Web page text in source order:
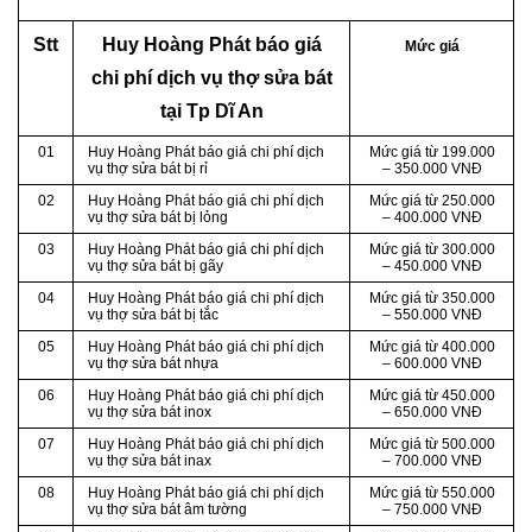
Stt
Huy Hoàng Phát báo giá
chi phí dịch vụ thợ sửa bát
tại Tp Dĩ An
Mức giá
01
Huy Hoàng Phát báo giá chi phí dịch
vụ thợ sửa bát bị rỉ
Mức giá từ 199.000
– 350.000 VNĐ
02
Huy Hoàng Phát báo giá chi phí dịch
vụ thợ sửa bát bị lỏng
Mức giá từ 250.000
– 400.000 VNĐ
03
Huy Hoàng Phát báo giá chi phí dịch
vụ thợ sửa bát bị gãy
Mức giá từ 300.000
– 450.000 VNĐ
04
Huy Hoàng Phát báo giá chi phí dịch
vụ thợ sửa bát bị tắc
Mức giá từ 350.000
– 550.000 VNĐ
05
Huy Hoàng Phát báo giá chi phí dịch
vụ thợ sửa bát nhựa
Mức giá từ 400.000
– 600.000 VNĐ
06
Huy Hoàng Phát báo giá chi phí dịch
vụ thợ sửa bát inox
Mức giá từ 450.000
– 650.000 VNĐ
07
Huy Hoàng Phát báo giá chi phí dịch
vụ thợ sửa bát inax
Mức giá từ 500.000
– 700.000 VNĐ
08
Huy Hoàng Phát báo giá chi phí dịch
vụ thợ sửa bát âm tường
Mức giá từ 550.000
– 750.000 VNĐ